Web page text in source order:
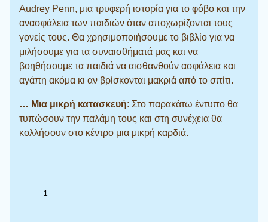
Audrey Penn, μια τρυφερή ιστορία για το φόβο και την
ανασφάλεια των παιδιών όταν αποχωρίζονται τους
γονείς τους. Θα χρησιμοποιήσουμε το βιβλίο για να
μιλήσουμε για τα συναισθήματά μας και να
βοηθήσουμε τα παιδιά να αισθανθούν ασφάλεια και
αγάπη ακόμα κι αν βρίσκονται μακριά από το σπίτι.
… Μια μικρή κατασκευή: Στο παρακάτω έντυπο θα
τυπώσουν την παλάμη τους και στη συνέχεια θα
κολλήσουν στο κέντρο μια μικρή καρδιά.